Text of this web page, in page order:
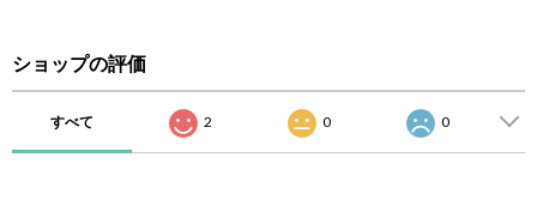
ショップの評価
すべて 2 0 0